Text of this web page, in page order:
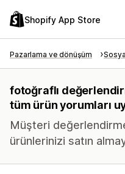
Shopify App Store
Pazarlama ve dönüşüm
fotoğraflı
tüm ürün yorumları
Müşteri
ürünlerinizi satın